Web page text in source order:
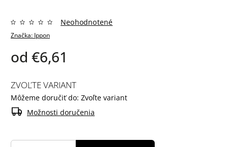
Značka: Ippon
Neohodnotené
od €6,61
ZVOĽTE VARIANT
Môžeme doručiť do: Zvoľte variant
Možnosti doručenia